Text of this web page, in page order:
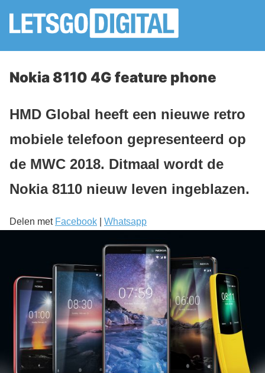
Nokia 8110 4G feature phone
HMD Global heeft een nieuwe retro
mobiele telefoon gepresenteerd op
de MWC 2018. Ditmaal wordt de
Nokia 8110 nieuw leven ingeblazen.
Delen met Facebook Whatsapp